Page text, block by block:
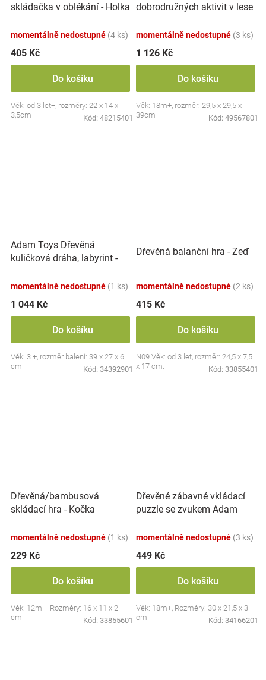
skládačka v oblékání - Holka
momentálně nedostupné (4 ks)
405 Kč
Do košíku
Věk: od 3 let+, rozměry: 22 x 14 x
3,5cm
Kód: 48215401
dobrodružných aktivit v lese
momentálně nedostupné (3 ks)
1 126 Kč
Do košíku
Věk: 18m+, rozměr: 29,5 x 29,5 x
39cm
Kód: 49567801
Adam Toys Dřevěná
kuličková dráha, labyrint -
momentálně nedostupné (1 ks)
1 044 Kč
Do košíku
Věk: 3 +, rozměr balení: 39 x 27 x 6
cm
Kód: 34392901
Dřevěná balanční hra - Zeď
momentálně nedostupné (2 ks)
415 Kč
Do košíku
N09 Věk: od 3 let, rozměr: 24,5 x 7,5
x 17 cm.
Kód: 33855401
Dřevěná/bambusová
skládací hra - Kočka
momentálně nedostupné (1 ks)
229 Kč
Do košíku
Věk: 12m + Rozměry: 16 x 11 x 2
cm
Kód: 33855601
Dřevěné zábavné vkládací
puzzle se zvukem Adam
momentálně nedostupné (3 ks)
449 Kč
Do košíku
Věk: 18m+, Rozměry: 30 x 21,5 x 3
cm
Kód: 34166201